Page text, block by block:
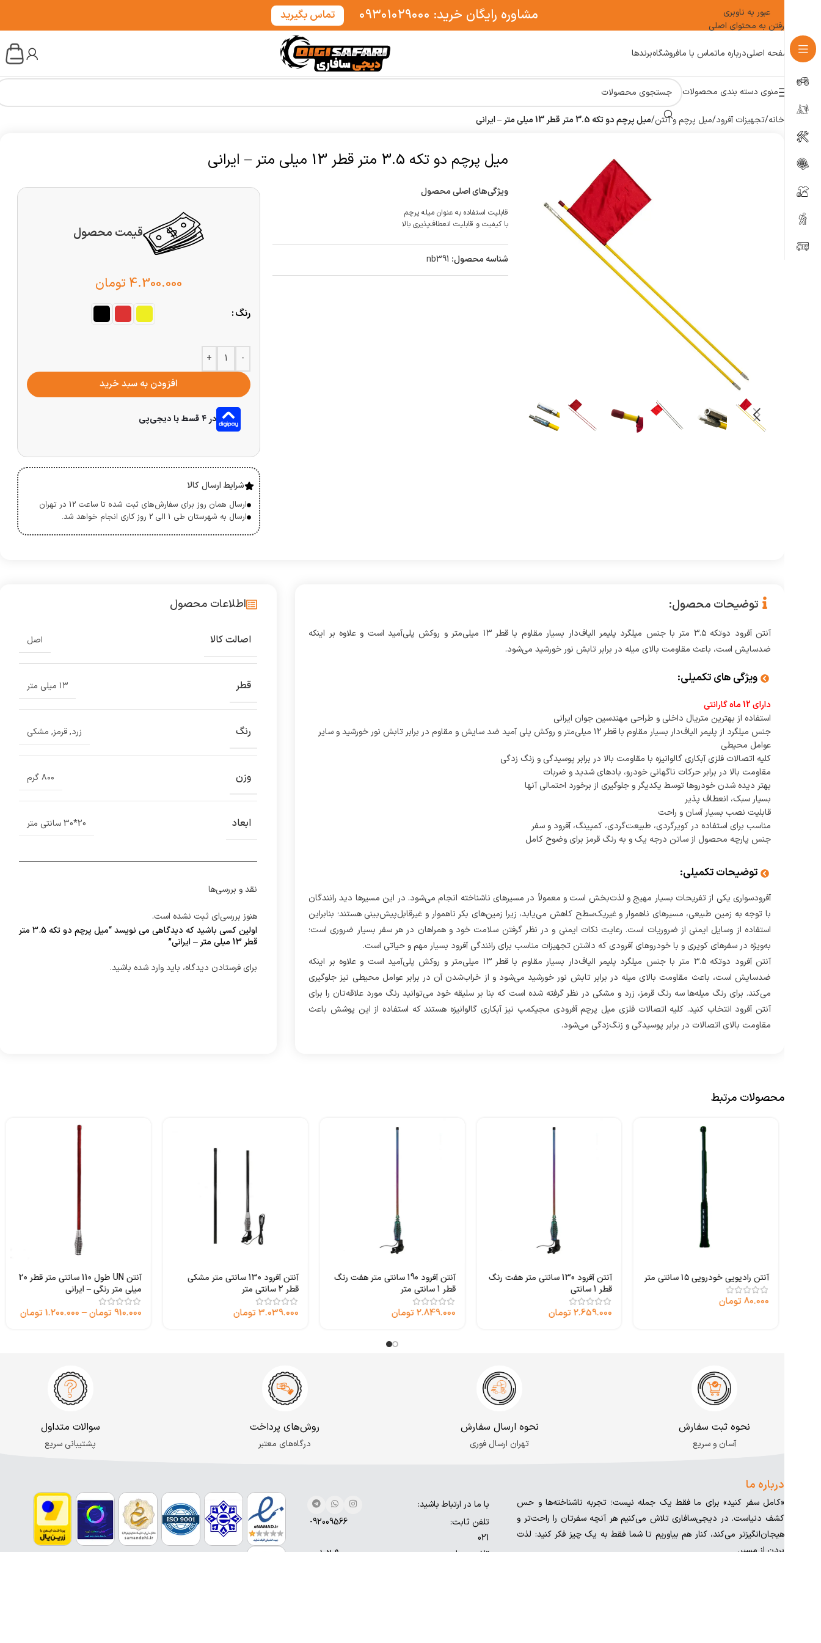
عبور به ناوبری
رفتن به محتوای اصلی
مشاوره رایگان خرید: ۰۹۳۰۱۰۲۹۰۰۰ تماس بگیرید
صفحه اصلیدرباره ماتماس با مافروشگاهبرندها
منوی دسته بندی محصولات
خانه/تجهیزات آفرود/میل پرچم و آنتن/میل پرچم دو تکه 3.5 متر قطر 13 میلی متر – ایرانی
میل پرچم دو تکه 3.5 متر قطر 13 میلی متر – ایرانی
ویژگی‌های اصلی محصول
قابلیت استفاده به عنوان میله پرچم
با کیفیت و قابلیت انعطاف‌پذیری بالا
شناسه محصول: nb391
قیمت محصول
4.300.000 تومان
رنگ
-
+
افزودن به سبد خرید
در ۴ قسط با دیجی‌پی
شرایط ارسال کالا
ارسال همان روز برای سفارش‌های ثبت شده تا ساعت 12 در تهران
ارسال به شهرستان طی 1 الی 2 روز کاری انجام خواهد شد.
توضیحات محصول:
آنتن آفرود دوتکه ۳.۵ متر با جنس میلگرد پلیمر الیاف‌دار بسیار مقاوم با قطر ۱۳ میلی‌متر و روکش پلی‌آمید است و علاوه بر اینکه
ضدسایش است، باعث مقاومت بالای میله در برابر تابش نور خورشید می‌شود.
ویژگی های تکمیلی:
دارای 12 ماه گارانتی
استفاده از بهترین متریال داخلی و طراحی مهندسین جوان ایرانی
جنس میلگرد از پلیمر الیاف‌دار بسیار مقاوم با قطر ۱۲ میلی‌متر و روکش پلی آمید ضد سایش و مقاوم در برابر تابش نور خورشید و سایر
عوامل محیطی
کلیه اتصالات فلزی آبکاری گالوانیزه با مقاومت بالا در برابر پوسیدگی و زنگ زدگی
مقاومت بالا در برابر حرکات ناگهانی خودرو، بادهای شدید و ضربات
بهتر دیده شدن خودروها توسط یکدیگر و جلوگیری از برخورد احتمالی آنها
بسیار سبک، انعطاف پذیر
قابلیت نصب بسیار آسان و راحت
مناسب برای استفاده در کویر‌گردی، طبیعت‌گردی، کمپینگ، آفرود و سفر
جنس پارچه محصول از ساتن درجه یک و به رنگ قرمز برای وضوح کامل
توضیحات تکمیلی:
آفرودسواری یکی از تفریحات بسیار مهیج و لذت‌بخش است و معمولاً در مسیرهای ناشناخته انجام می‌شود. در این مسیرها دید رانندگان
با توجه به زمین طبیعی، مسیرهای ناهموار و غیریک‌سطح کاهش می‌یابد، زیرا زمین‌های بکر ناهموار و غیرقابل‌پیش‌بینی هستند؛ بنابراین
استفاده از وسایل ایمنی از ضروریات است. رعایت نکات ایمنی و در نظر گرفتن سلامت خود و همراهان در هر سفر بسیار ضروری است؛
به‌ویژه در سفرهای کویری و با خودروهای آفرودی که داشتن تجهیزات مناسب برای رانندگی آفرود بسیار مهم و حیاتی است.
آنتن آفرود دوتکه ۳.۵ متر با جنس میلگرد پلیمر الیاف‌دار بسیار مقاوم با قطر ۱۳ میلی‌متر و روکش پلی‌آمید است و علاوه بر اینکه
ضدسایش است، باعث مقاومت بالای میله در برابر تابش نور خورشید می‌شود و از خراب‌شدن آن در برابر عوامل محیطی نیز جلوگیری
می‌کند. برای رنگ میله‌ها سه رنگ قرمز، زرد و مشکی در نظر گرفته شده است که بنا بر سلیقه خود می‌توانید رنگ مورد علاقه‌تان را برای
آنتن آفرود انتخاب کنید. کلیه اتصالات فلزی میل پرچم آفرودی مجیکمپ نیز آبکاری گالوانیزه هستند که استفاده از این پوشش باعث
مقاومت بالای اتصالات در برابر پوسیدگی و زنگ‌زدگی می‌شود.
اطلاعات محصول
اصالت کالا اصل
قطر ۱۳ میلی متر
رنگ زرد,قرمز, مشکی
وزن ۸۰۰ گرم
ابعاد 20*30 سانتی متر
نقد و بررسی‌ها
هنوز بررسی‌ای ثبت نشده است.
اولین کسی باشید که دیدگاهی می نویسد “میل پرچم دو تکه 3.5 متر
قطر 13 میلی متر – ایرانی”
برای فرستادن دیدگاه، بایدوارد شده باشید.
محصولات مرتبط
آنتن رادیویی خودرویی ۱۵ سانتی متر
80.000تومان
آنتن آفرود 130 سانتی متر هفت رنگ
قطر 1 سانتی
2.659.000تومان
آنتن آفرود 190 سانتی متر هفت رنگ
قطر 1 سانتی متر
2.849.000تومان
آنتن آفرود 130 سانتی متر مشکی
قطر 2 سانتی متر
3.039.000تومان
آنتن UN طول 110 سانتی متر قطر 20
میلی متر رنگی – ایرانی
910.000تومان–
1.200.000تومان
نحوه ثبت سفارش
آسان و سریع
نحوه ارسال سفارش
تهران ارسال فوری
روش‌های پرداخت
درگاه‌های معتبر
سوالات متداول
پشتیبانی سریع
درباره ما
«کامل سفر کنید» برای ما فقط یک جمله نیست؛ تجربه ناشناخته‌ها و حس
کشف دنیاست. در دیجی‌سافاری تلاش می‌کنیم هر آنچه سفرتان را راحت‌تر و
هیجان‌انگیزتر می‌کند، کنار هم بیاوریم تا شما فقط به یک چیز فکر کنید: لذت
بردن از مسیر.
با ما در ارتباط باشید:
تلفن ثابت:
92009566-
021
تلفن همراه:
9000-102-